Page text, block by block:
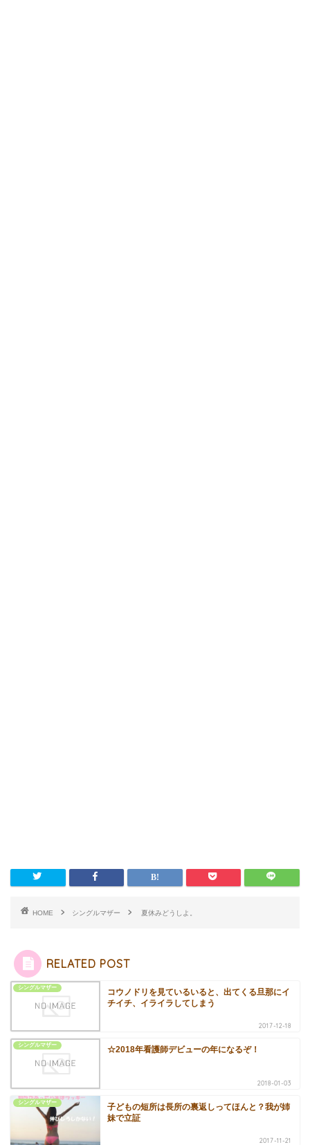
HOME シングルマザー 夏休みどうしよ。
RELATED POST
シングルマザー
コウノドリを見ているいると、出てくる旦那にイ
チイチ、イライラしてしまう
2017-12-18
シングルマザー ☆2018年看護師デビューの年になるぞ！
2018-01-03
シングルマザー
子どもの短所は長所の裏返しってほんと？我が姉
妹で立証
2017-11-21